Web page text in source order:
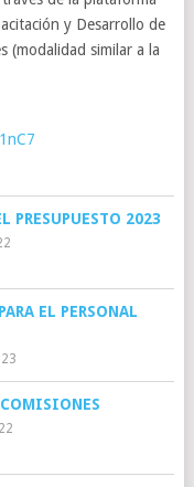
y Desarrollo de
(modalidad similar a la
PRESUPUESTO 2023
EL PERSONAL